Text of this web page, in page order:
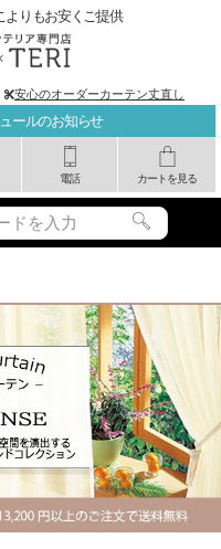
ールのお知らせ
電話 カートを見る
よりもお安くご提供
安心のオーダーカーテン丈直し